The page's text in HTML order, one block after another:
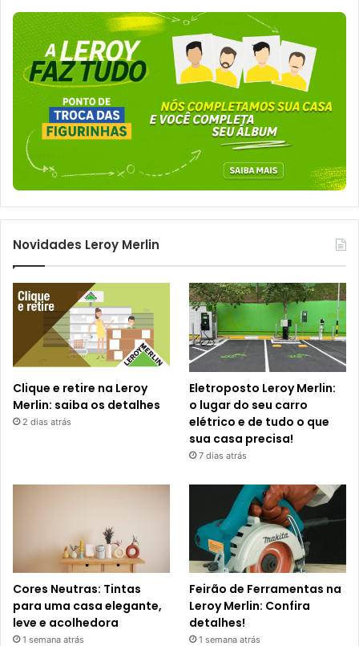
Novidades Leroy Merlin
Clique e retire na Leroy
Merlin: saiba os detalhes
2 dias atrás
Eletroposto Leroy Merlin:
o lugar do seu carro
elétrico e de tudo o que
sua casa precisa!
7 dias atrás
Cores Neutras: Tintas
para uma casa elegante,
leve e acolhedora
1 semana atrás
Feirão de Ferramentas na
Leroy Merlin: Confira
detalhes!
1 semana atrás